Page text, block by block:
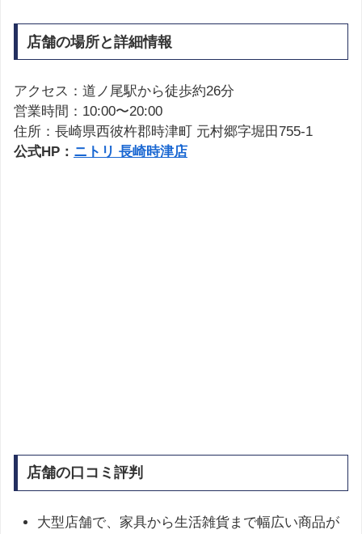
店舗の場所と詳細情報
アクセス：道ノ尾駅から徒歩約26分
営業時間：10:00〜20:00
住所：長崎県西彼杵郡時津町 元村郷字堀田755-1
公式HP： ニトリ 長崎時津店
店舗の口コミ評判
大型店舗で、家具から生活雑貨まで幅広い商品が